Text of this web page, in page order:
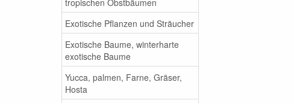
Exotische Pflanzen und Sträucher
Exotische Baume, winterharte
exotische Baume
Yucca, palmen, Farne, Gräser,
Hosta